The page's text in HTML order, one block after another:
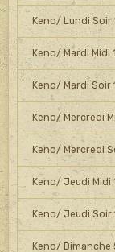
Keno/ Lundi Soir
Keno/ Mardi Midi
Keno/ Mardi Soir
Keno/ Mercredi
Keno/ Mercredi
Keno/ Jeudi Midi
Keno/ Jeudi Soir
Keno/ Dimanche